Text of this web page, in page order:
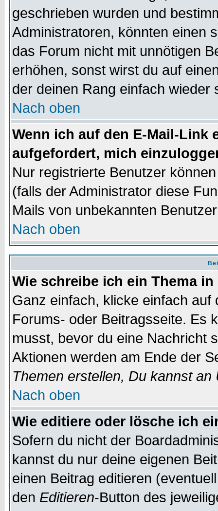
geschrieben wurden und
Administratoren, könnten einen
das Forum nicht mit unnötigen
erhöhen, sonst wirst du auf
der deinen Rang einfach wieder
Nach oben
Wenn ich auf den E-Mail-Link
aufgefordert, mich
Nur registrierte Benutzer
(falls der Administrator diese
Mails von unbekannten
Nach oben
Wie schreibe ich ein Thema
Ganz einfach, klicke einfach
Forums- oder Beitragsseite. Es
musst, bevor du eine Nachricht
Aktionen werden am Ende der
Themen erstellen, Du kannst
Nach oben
Wie editiere oder lösche ich
Sofern du nicht der
kannst du nur deine eigenen
einen Beitrag editieren
den Editieren-Button des